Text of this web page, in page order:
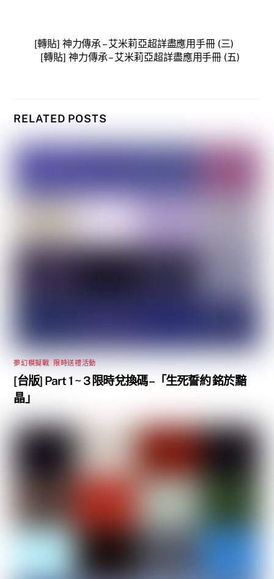
[轉貼] 神力傳承 – 艾米莉亞超詳盡應用手冊 (三)
[轉貼] 神力傳承 – 艾米莉亞超詳盡應用手冊 (五)
RELATED POSTS
夢幻模擬戰 限時送禮活動
[台版] Part 1 ~ 3 限時兌換碼 –「生死誓約 銘於黯
晶」